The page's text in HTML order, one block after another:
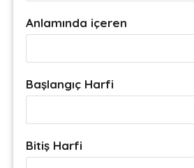
Anlamında içeren
Başlangıç Harfi
Bitiş Harfi